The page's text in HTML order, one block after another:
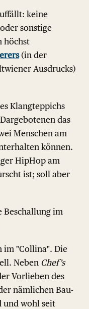
keine
sonstige
höchst
(in der
Ausdrucks)
Klangteppichs
das
Menschen am
können.
HipHop am
ist; soll aber
Beschallung im
im "Collina". Die
Neben Chef’s
Vorlieben des
nämlichen Bau-
und wohl seit